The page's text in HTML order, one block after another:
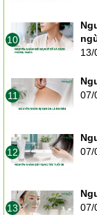
10
13/
11
07/
12
07/
13
07/